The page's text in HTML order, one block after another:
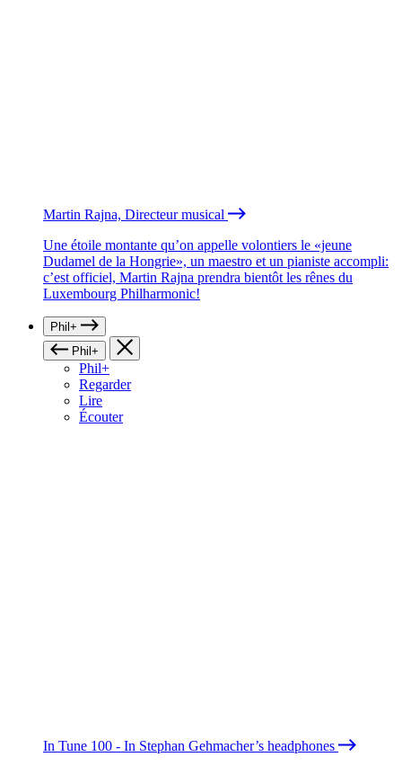
Martin Rajna, Directeur musical
Une étoile montante qu’on appelle volontiers le «jeune
Dudamel de la Hongrie», un maestro et un pianiste accompli:
c’est officiel, Martin Rajna prendra bientôt les rênes du
Luxembourg Philharmonic!
Phil+
Phil+
Phil+
Regarder
Lire
Écouter
In Tune 100 - In Stephan Gehmacher’s headphones